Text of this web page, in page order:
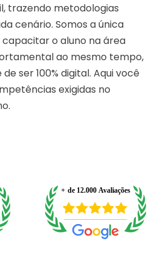
trazendo metodologias
cenário. Somos a única
o aluno na área
ao mesmo tempo,
ser 100% digital. Aqui você
exigidas no